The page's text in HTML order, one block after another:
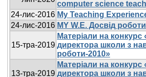
computer science
24-лис-2016 My Teaching
24-лис-2016 MY W.E. Досвід роботи
15-тра-2019
Mатеріали на
директора школи з
роботи-2010»
13-тра-2019
Mатеріали на
директора школи з